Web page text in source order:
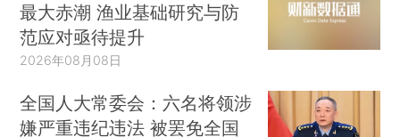
最大赤潮 渔业基础研究与防
范应对亟待提升
2026年08月08日
全国人大常委会：六名将领涉
嫌严重违纪违法 被罢免全国